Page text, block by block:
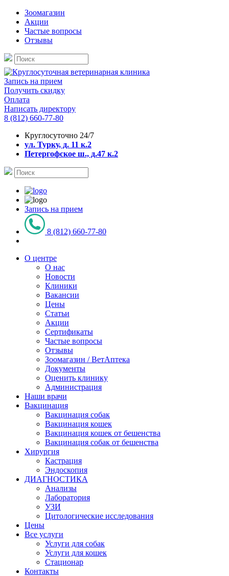
Зоомагазин
Акции
Частые вопросы
Отзывы
Запись на прием
Получить скидку
Оплата
Написать директору
8 (812) 660-77-80
Круглосуточно 24/7
ул. Турку, д. 11 к.2
Петергофское ш., д.47 к.2
Запись на прием
8 (812) 660-77-80
О центре
О нас
Новости
Клиники
Вакансии
Цены
Статьи
Акции
Сертификаты
Частые вопросы
Отзывы
Зоомагазин / ВетАптека
Документы
Оценить клинику
Администрация
Наши врачи
Вакцинация
Вакцинация собак
Вакцинация кошек
Вакцинация кошек от бешенства
Вакцинация собак от бешенства
Хирургия
Кастрация
Эндоскопия
ДИАГНОСТИКА
Анализы
Лаборатория
УЗИ
Цитологические исследования
Цены
Все услуги
Услуги для собак
Услуги для кошек
Стационар
Контакты